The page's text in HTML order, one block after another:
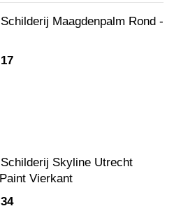
Maagdenpalm Rond -
Skyline Utrecht
Vierkant